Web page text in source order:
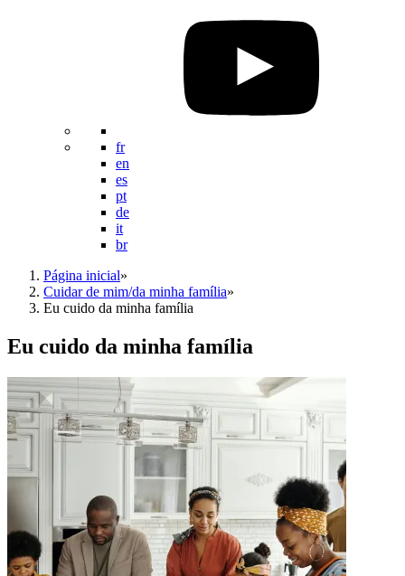
fr
en
es
pt
de
it
br
Página inicial»
Cuidar de mim/da minha família»
Eu cuido da minha família
Eu cuido da minha família